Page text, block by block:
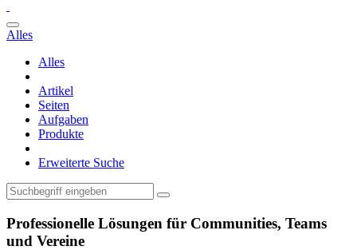
Alles
Alles
Artikel
Seiten
Aufgaben
Produkte
Erweiterte Suche
Professionelle Lösungen für Communities, Teams
und Vereine